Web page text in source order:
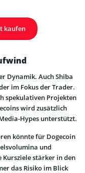
kaufen
Dynamik. Auch Shiba
im Fokus der Trader.
spekulativen Projekten
wird zusätzlich
Hypes unterstützt.
könnte für Dogecoin
und
stärker in den
das Risiko im Blick